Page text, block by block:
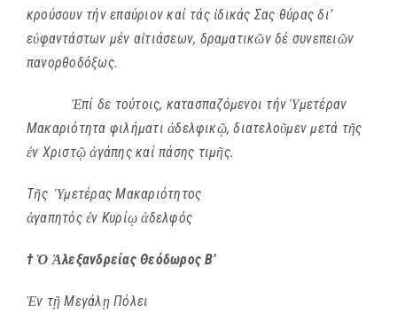
κρούσουν τήν επαύριον καί τάς ἰδικάς Σας θύρας δι’
εὐφαντάστων μέν αἰτιάσεων, δραματικῶν δέ συνεπειῶν
πανορθοδόξως.
Ἐπί δε τούτοις, κατασπαζόμενοι τήνὙμετέραν
Μακαριότητα φιλήματιἀδελφικῷ, διατελοῦμεν μετά τῆς
ἐν Χριστῷ ἀγάπης καί πάσης τιμῆς.
ΤῆςὙμετέρας Μακαριότητος
ἀγαπητόςἐν Κυρίῳ ἀδελφός
† Ὁ Ἀλεξανδρείας Θεόδωρος Β’
Ἐν τῇ ΜεγάλῃΠόλει